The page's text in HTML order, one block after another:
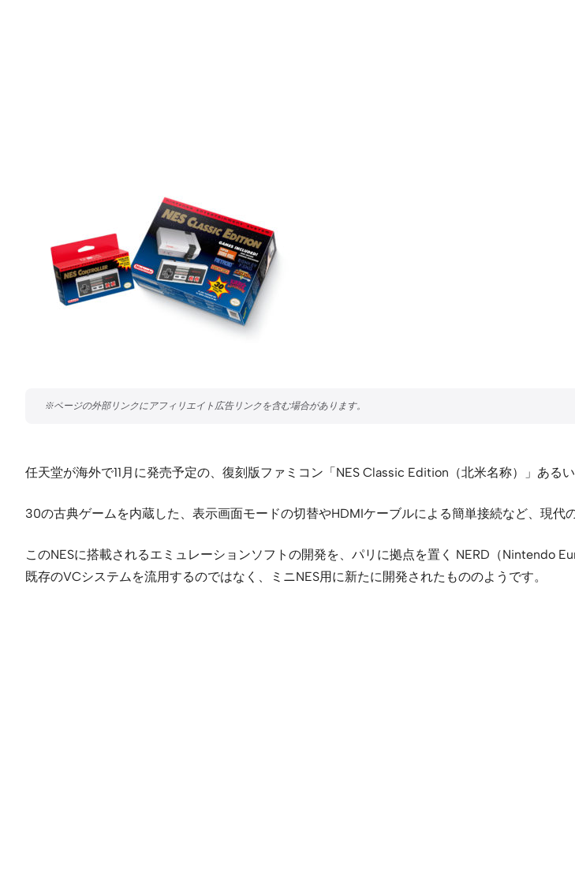
任天堂が海外で11月に発売予定の、復刻版ファミコン「NES Classic Edition（北米名称）」ある
30の古典ゲームを内蔵した、表示画面モードの切替やHDMIケーブルによる簡単接続など、現代
このNESに搭載されるエミュレーションソフトの開発を、パリに拠点を置く NERD（Nintendo
既存のVCシステムを流用するのではなく、ミニNES用に新たに開発されたもののようです。